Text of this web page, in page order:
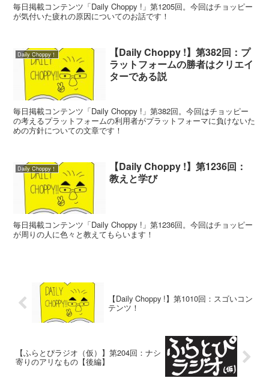
毎日掲載コンテンツ「Daily Choppy !」第1205回。今回はチョッピー
が気付いた疲れの原因についてのお話です！
Daily Choppy！
【Daily Choppy !】第382回：プ
ラットフォームの勝者はクリエイ
ターである説
毎日掲載コンテンツ「Daily Choppy !」第382回。今回はチョッピー
の考えるプラットフォームの利用者がプラットフォーマに負けないた
めの方針についての文章です！
Daily Choppy！
【Daily Choppy !】第1236回：
教えと学び
毎日掲載コンテンツ「Daily Choppy !」第1236回。今回はチョッピー
が周りの人に色々と教えてもらいます！
【Daily Choppy !】第1010回：スゴいコン
テンツ！
【ふらとぴラジオ（仮）】第204回：ナシ
寄りのアリなもの【後編】